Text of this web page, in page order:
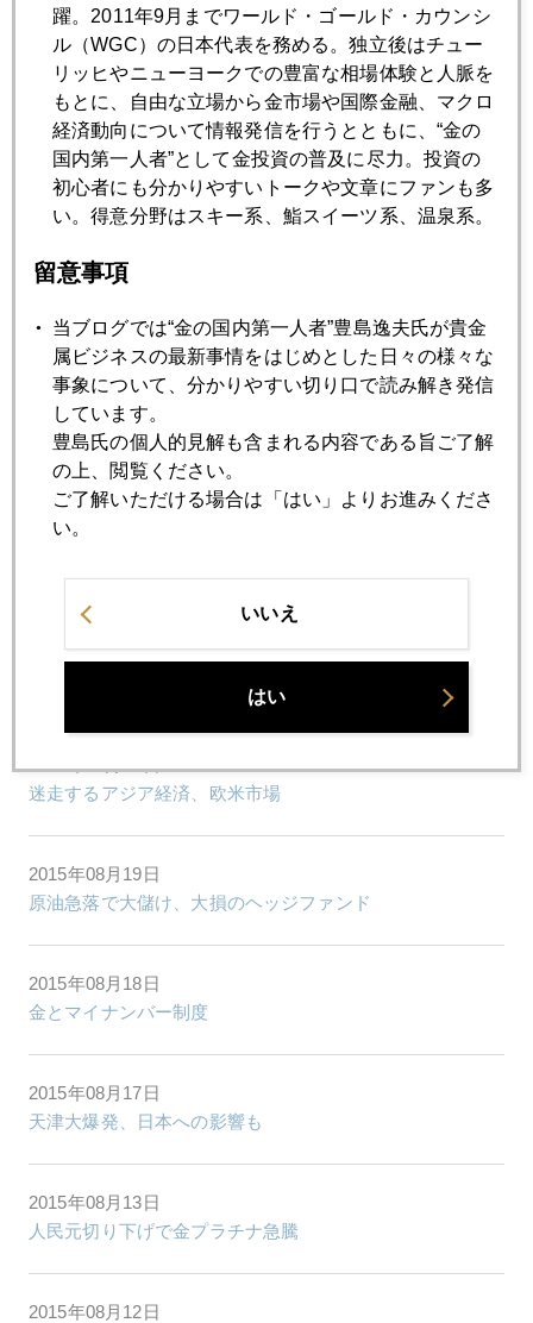
ギリシャのおじさん
2015年08月28日
上海株暴落、李首相の進退問題に
2015年08月27日
2015年08月26日
世界株安連鎖の正体
2015年08月25日
株式市場の構造変化を映す歴史的乱高下
卒ゼロ金利・中国依存症にもがく市場
2015年08月21日
2015年08月20日
迷走するアジア経済、欧米市場
2015年08月19日
原油急落で大儲け、大損のヘッジファンド
2015年08月18日
金とマイナンバー制度
2015年08月17日
天津大爆発、日本への影響も
2015年08月13日
人民元切り下げで金プラチナ急騰
2015年08月12日
躍。2011年9月までワールド・ゴールド・カウンシ
ル（WGC）の日本代表を務める。独立後はチュー
リッヒやニューヨークでの豊富な相場体験と人脈を
もとに、自由な立場から金市場や国際金融、マクロ
経済動向について情報発信を行うとともに、“金の
国内第一人者”として金投資の普及に尽力。投資の
初心者にも分かりやすいトークや文章にファンも多
い。得意分野はスキー系、鮨スイーツ系、温泉系。
留意事項
当ブログでは“金の国内第一人者”豊島逸夫氏が貴金
属ビジネスの最新事情をはじめとした日々の様々な
事象について、分かりやすい切り口で読み解き発信
しています。
豊島氏の個人的見解も含まれる内容である旨ご了解
の上、閲覧ください。
ご了解いただける場合は「はい」よりお進みくださ
い。
いいえ
はい